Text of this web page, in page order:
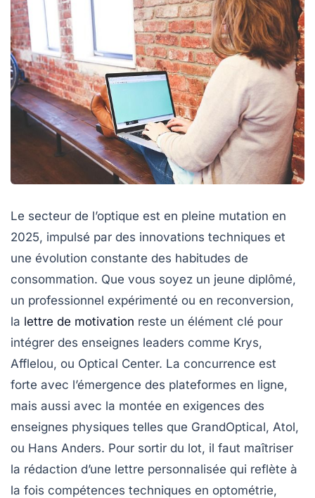
Le secteur de l’optique est en pleine mutation en
2025, impulsé par des innovations techniques et
une évolution constante des habitudes de
consommation. Que vous soyez un jeune diplômé,
un professionnel expérimenté ou en reconversion,
la lettre de motivation reste un élément clé pour
intégrer des enseignes leaders comme Krys,
Afflelou, ou Optical Center. La concurrence est
forte avec l’émergence des plateformes en ligne,
mais aussi avec la montée en exigences des
enseignes physiques telles que GrandOptical, Atol,
ou Hans Anders. Pour sortir du lot, il faut maîtriser
la rédaction d’une lettre personnalisée qui reflète à
la fois compétences techniques en optométrie,